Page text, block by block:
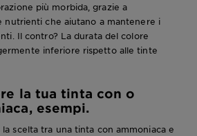
più morbida, grazie a
nutrienti che aiutano a mantenere i
Il contro? La durata del colore
inferiore rispetto alle tinte
la tua tinta con o
esempi.
la scelta tra una tinta con ammoniaca e